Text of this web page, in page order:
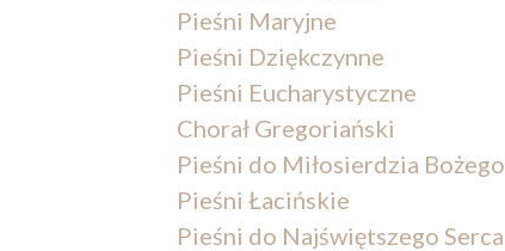
Pieśni Maryjne
Pieśni Dziękczynne
Pieśni Eucharystyczne
Chorał Gregoriański
Pieśni do Miłosierdzia Bożego
Pieśni Łacińskie
Pieśni do Najświętszego Serca